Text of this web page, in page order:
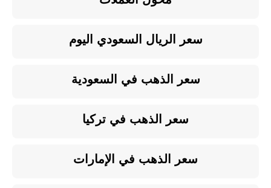
سعر الريال السعودي اليوم
سعر الذهب في السعودية
سعر الذهب في تركيا
سعر الذهب في الإمارات